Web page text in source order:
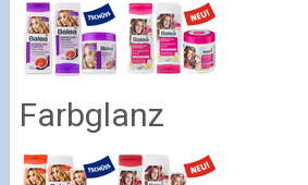
Farbglanz